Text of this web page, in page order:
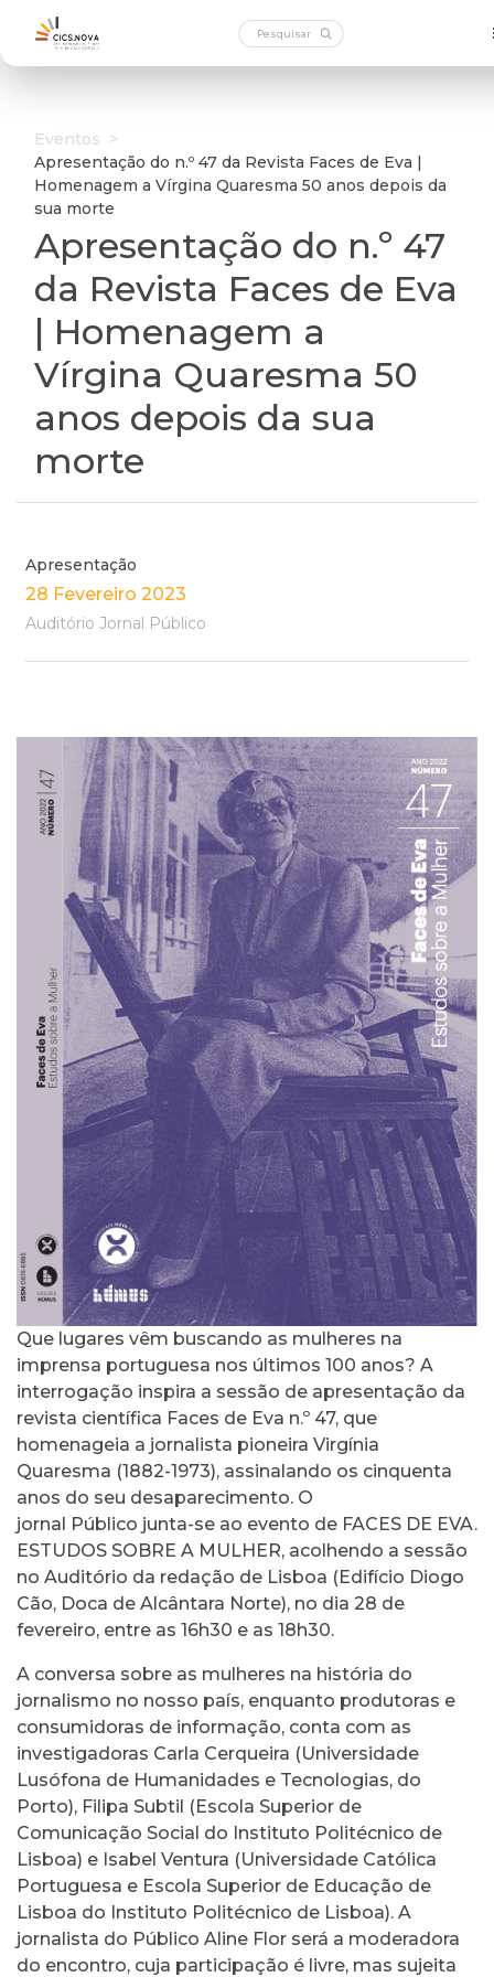
Eventos >
Apresentação do n.º 47 da Revista Faces de Eva |
Homenagem a Vírgina Quaresma 50 anos depois da
sua morte
Apresentação do n.º 47
da Revista Faces de Eva
| Homenagem a
Vírgina Quaresma 50
anos depois da sua
morte
Que lugares vêm buscando as mulheres na
imprensa portuguesa nos últimos 100 anos? A
interrogação inspira a sessão de apresentação da
revista científica Faces de Eva n.º 47, que
homenageia a jornalista pioneira Virgínia
Quaresma (1882-1973), assinalando os cinquenta
anos do seu desaparecimento. O
jornal Público junta-se ao evento de FACES DE EVA.
ESTUDOS SOBRE A MULHER, acolhendo a sessão
no Auditório da redação de Lisboa (Edifício Diogo
Cão, Doca de Alcântara Norte), no dia 28 de
fevereiro, entre as 16h30 e as 18h30.
A conversa sobre as mulheres na história do
jornalismo no nosso país, enquanto produtoras e
consumidoras de informação, conta com as
investigadoras Carla Cerqueira (Universidade
Lusófona de Humanidades e Tecnologias, do
Porto), Filipa Subtil (Escola Superior de
Comunicação Social do Instituto Politécnico de
Lisboa) e Isabel Ventura (Universidade Católica
Portuguesa e Escola Superior de Educação de
Lisboa do Instituto Politécnico de Lisboa). A
jornalista do Público Aline Flor será a moderadora
do encontro, cuja participação é livre, mas sujeita
Apresentação
28 Fevereiro 2023
Auditório Jornal Público